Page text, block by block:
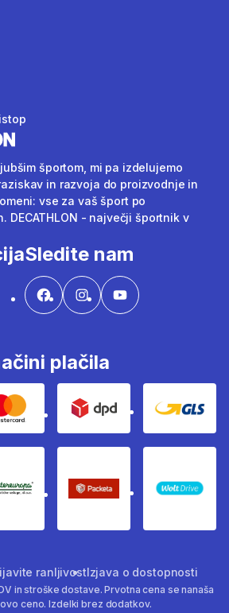
športom, mi pa izdelujemo
in razvoja do proizvodnje in
vse za vaš šport po
DECATHLON - največji športnik v
Sledite nam
plačila
Mastercard Dpd Gls
Intereuropa Packeta Sledenje
WOLT
ranljivostIzjava o dostopnosti
in stroške dostave. Prvotna cena se nanaša
ceno. Izdelki brez dodatkov.